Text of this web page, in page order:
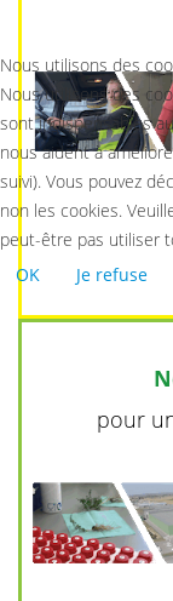
pour
Nous utilisons des
Nous utilisons des
sont indispensables
nous aident à
suivi). Vous pouvez
non les cookies.
peut-être pas utiliser
OK
Je refuse